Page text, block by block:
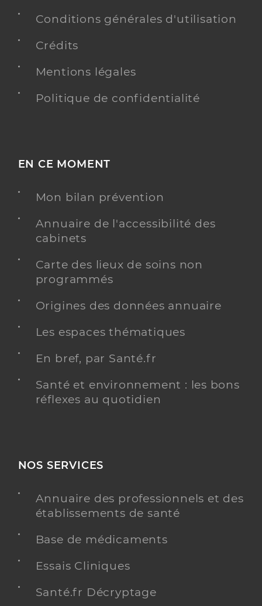
Conditions générales d'utilisation
Crédits
Mentions légales
Politique de confidentialité
EN CE MOMENT
Mon bilan prévention
Annuaire de l'accessibilité des
cabinets
Carte des lieux de soins non
programmés
Origines des données annuaire
Les espaces thématiques
En bref, par Santé.fr
Santé et environnement : les bons
réflexes au quotidien
NOS SERVICES
Annuaire des professionnels et des
établissements de santé
Base de médicaments
Essais Cliniques
Santé.fr Décryptage